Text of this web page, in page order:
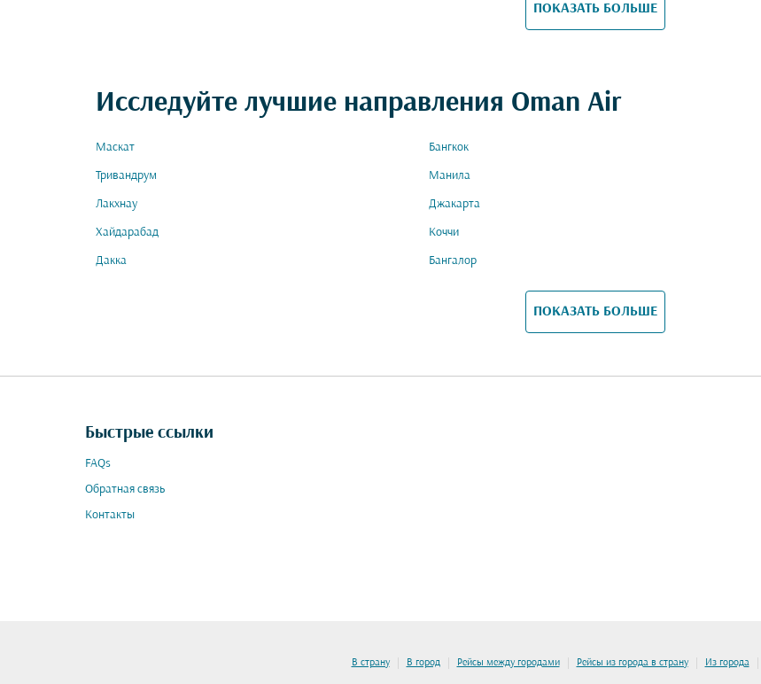
ПОКАЗАТЬ БОЛЬШЕ
Исследуйте лучшие направления Oman Air
Маскат Бангкок
Тривандрум Манила
Лакхнау Джакарта
Хайдарабад Коччи
Дакка Бангалор
ПОКАЗАТЬ БОЛЬШЕ
Быстрые ссылки
FAQs
Обратная связь
Контакты
В страну | В город | Рейсы между городами | Рейсы из города в страну | Из города |